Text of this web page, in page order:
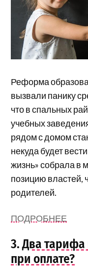
Реформа
вызвали панику
что в спальных
учебных
рядом с домом
некуда будет
жизнь» собрала в
позицию властей,
родителей.
ПОДРОБНЕЕ
3.Два тарифа
при оплате?